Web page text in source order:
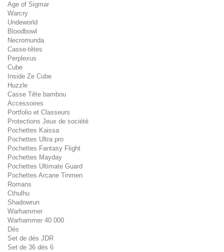
Age of Sigmar
Warcry
Undeworld
Bloodbowl
Necromunda
Casse-têtes
Perplexus
Cube
Inside Ze Cube
Huzzle
Casse Tête bambou
Accessoires
Portfolio et Classeurs
Protections Jeux de société
Pochettes Kaissa
Pochettes Ultra pro
Pochettes Fantasy Flight
Pochettes Mayday
Pochettes Ultimate Guard
Pochettes Arcane Tinmen
Romans
Cthulhu
Shadowrun
Warhammer
Warhammer 40 000
Dés
Set de dés JDR
Set de 36 dés 6